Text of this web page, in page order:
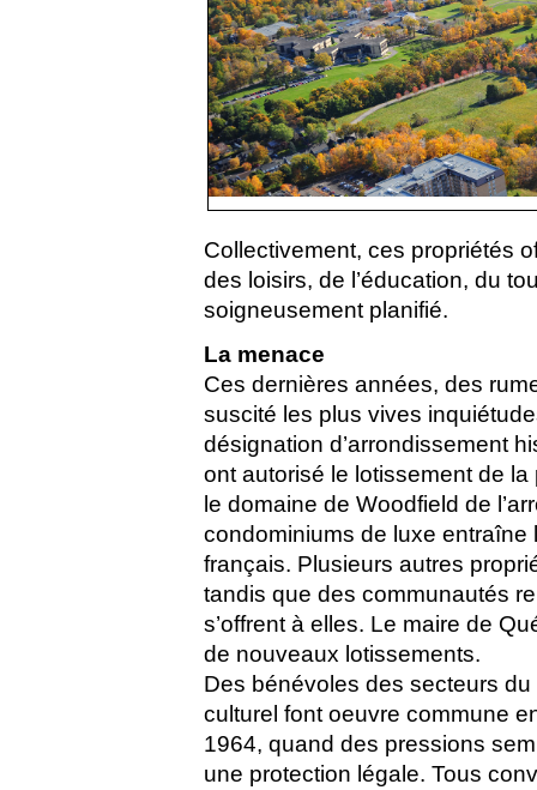
Collectivement, ces propriétés
des loisirs, de l’éducation, du
soigneusement planifié.
La menace
Ces dernières années, des
suscité les plus vives
désignation d’arrondissement
ont autorisé le lotissement de
le domaine de Woodfield de
condominiums de luxe entraîne
français. Plusieurs autres
tandis que des communautés
s’offrent à elles. Le maire de
de nouveaux lotissements.
Des bénévoles des secteurs
culturel font oeuvre commune
1964, quand des pressions
une protection légale. Tous